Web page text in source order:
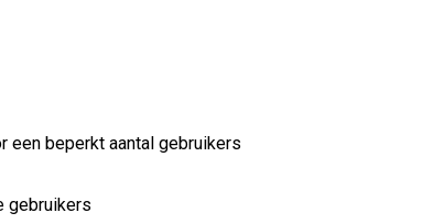
een beperkt aantal gebruikers
gebruikers